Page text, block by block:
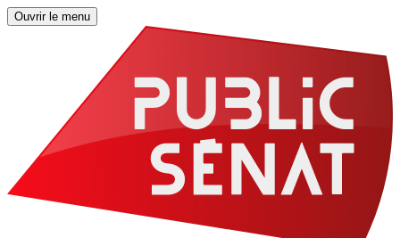
Ouvrir le menu